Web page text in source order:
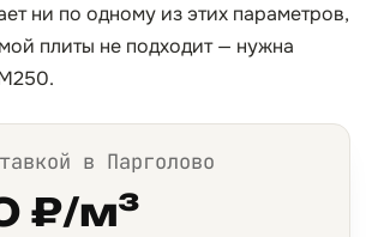
ни по одному из этих параметров,
плиты не подходит — нужна
в Парголово
₽/м³